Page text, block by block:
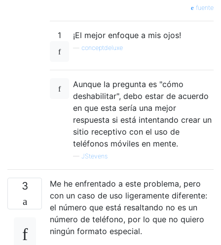
fuente
1 ¡El mejor enfoque a mis ojos!
conceptdeluxe
Aunque la pregunta es "cómo
deshabilitar", debo estar de acuerdo
en que esta sería una mejor
respuesta si está intentando crear un
sitio receptivo con el uso de
teléfonos móviles en mente.
— JStevens
3
Me he enfrentado a este problema, pero
con un caso de uso ligeramente diferente:
el número que está resaltando no es un
número de teléfono, por lo que no quiero
ningún formato especial.